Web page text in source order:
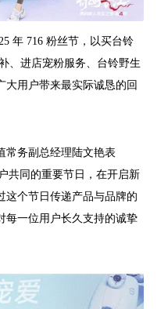
年 716 粉丝节，以买台铃
、进店宠粉服务、台铃野生
大用户带来最实际诚恳的回
常务副总经理陆文艳表
共同的重要节日，在开启新
这个节日传递产品与品牌的
每一位用户长久支持的诚挚